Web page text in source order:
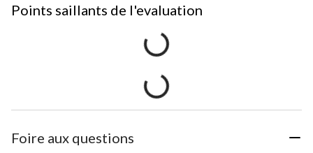
Points saillants de l'evaluation
Foire aux questions